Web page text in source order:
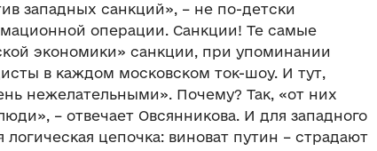
западных санкций», – не по-детски
операции. Санкции! Те самые
экономики» санкции, при упоминании
в каждом московском ток-шоу. И тут,
нежелательными». Почему? Так, «от них
– отвечает Овсянникова. И для западного
цепочка: виноват путин – страдают